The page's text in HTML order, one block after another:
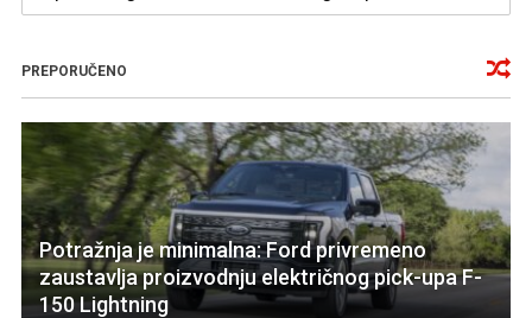
PREPORUČENO
Potražnja je minimalna: Ford privremeno
zaustavlja proizvodnju električnog pick-upa F-
150 Lightning